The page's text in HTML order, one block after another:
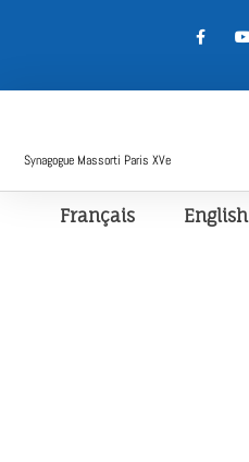
Synagogue Massorti Paris XVe
Français English